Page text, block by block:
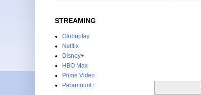
STREAMING
Globoplay
Netflix
Disney+
HBO Max
Prime Video
Paramount+